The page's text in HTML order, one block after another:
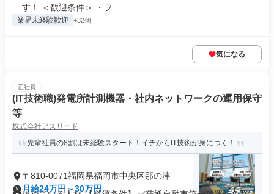
す！ ＜歓迎条件＞ ・フ...
業界未経験歓迎 +32個
気になる
正社員
(IT技術職)発電所計測機器・社内ネットワークの運用保守
等
株式会社アスリード
先輩社員の8割は未経験スタート！イチからIT技術が身につく！
〒810-0071福岡県福岡市中央区那の津
月給24万円～30万円